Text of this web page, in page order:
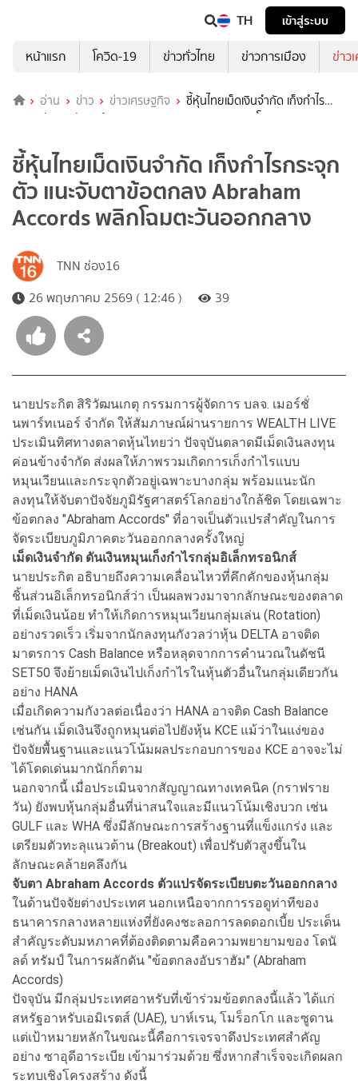
TH
เข้าสู่ระบบ
หน้าแรก
โควิด-19 ข่าวทั่วไทย ข่าวการเมือง ข่าว
อ่าน ข่าว ข่าวเศรษฐกิจ
ชี้หุ้นไทยเม็ดเงินจำกัด เก็งกำไร
กระจุกตัว แนะจับตาข้อตกลง Abraham Accords พลิกโฉม
ชี้หุ้นไทยเม็ดเงินจำกัด เก็งกำไรกระจุก
ตัว แนะจับตาข้อตกลง Abraham
Accords พลิกโฉมตะวันออกกลาง
TNN ช่อง16
26 พฤษภาคม 2569 ( 12:46 )
39
นายประกิต สิริวัฒนเกตุ กรรมการผู้จัดการ บลจ. เมอร์ชั่
นพาร์ทเนอร์ จำกัด ให้สัมภาษณ์ผ่านรายการ WEALTH LIVE
ประเมินทิศทางตลาดหุ้นไทยว่า ปัจจุบันตลาดมีเม็ดเงินลงทุน
ค่อนข้างจำกัด ส่งผลให้ภาพรวมเกิดการเก็งกำไรแบบ
หมุนเวียนและกระจุกตัวอยู่เฉพาะบางกลุ่ม พร้อมแนะนัก
ลงทุนให้จับตาปัจจัยภูมิรัฐศาสตร์โลกอย่างใกล้ชิด โดยเฉพาะ
ข้อตกลง "Abraham Accords" ที่อาจเป็นตัวแปรสำคัญในการ
จัดระเบียบภูมิภาคตะวันออกกลางครั้งใหญ่
เม็ดเงินจำกัด ดันเงินหมุนเก็งกำไรกลุ่มอิเล็กทรอนิกส์
นายประกิต อธิบายถึงความเคลื่อนไหวที่คึกคักของหุ้นกลุ่ม
ชิ้นส่วนอิเล็กทรอนิกส์ว่า เป็นผลพวงมาจากลักษณะของตลาด
ที่เม็ดเงินน้อย ทำให้เกิดการหมุนเวียนกลุ่มเล่น (Rotation)
อย่างรวดเร็ว เริ่มจากนักลงทุนกังวลว่าหุ้น DELTA อาจติด
มาตรการ Cash Balance หรือหลุดจากการคำนวณในดัชนี
SET50 จึงย้ายเม็ดเงินไปเก็งกำไรในหุ้นตัวอื่นในกลุ่มเดียวกัน
อย่าง HANA
เมื่อเกิดความกังวลต่อเนื่องว่า HANA อาจติด Cash Balance
เช่นกัน เม็ดเงินจึงถูกหมุนต่อไปยังหุ้น KCE แม้ว่าในแง่ของ
ปัจจัยพื้นฐานและแนวโน้มผลประกอบการของ KCE อาจจะไม่
ได้โดดเด่นมากนักก็ตาม
นอกจากนี้ เมื่อประเมินจากสัญญาณทางเทคนิค (กราฟราย
วัน) ยังพบหุ้นกลุ่มอื่นที่น่าสนใจและมีแนวโน้มเชิงบวก เช่น
GULF และ WHA ซึ่งมีลักษณะการสร้างฐานที่แข็งแกร่ง และ
เตรียมตัวทะลุแนวต้าน (Breakout) เพื่อปรับตัวสูงขึ้นใน
ลักษณะคล้ายคลึงกัน
จับตา Abraham Accords ตัวแปรจัดระเบียบตะวันออกกลาง
ในด้านปัจจัยต่างประเทศ นอกเหนือจากการรอดูท่าทีของ
ธนาคารกลางหลายแห่งที่ยังคงชะลอการลดดอกเบี้ย ประเด็น
สำคัญระดับมหภาคที่ต้องติดตามคือความพยายามของ โดนั
ลด์ ทรัมป์ ในการผลักดัน "ข้อตกลงอับราฮัม" (Abraham
Accords)
ปัจจุบัน มีกลุ่มประเทศอาหรับที่เข้าร่วมข้อตกลงนี้แล้ว ได้แก่
สหรัฐอาหรับเอมิเรตส์ (UAE), บาห์เรน, โมร็อกโก และซูดาน
แต่เป้าหมายหลักในขณะนี้คือการเจรจาดึงประเทศสำคัญ
อย่าง ซาอุดีอาระเบีย เข้ามาร่วมด้วย ซึ่งหากสำเร็จจะเกิดผลก
ระทบเชิงโครงสร้าง ดังนี้